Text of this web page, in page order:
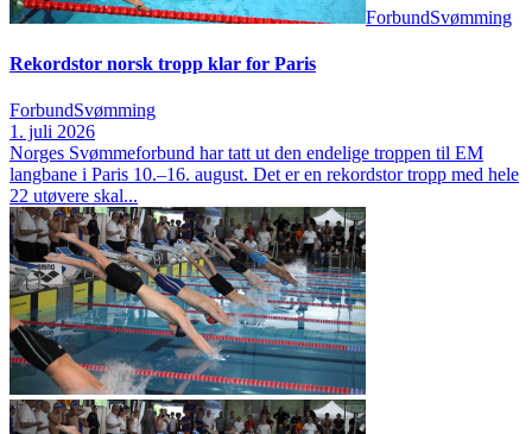
ForbundSvømming
Rekordstor norsk tropp klar for Paris
ForbundSvømming
1. juli 2026
Norges Svømmeforbund har tatt ut den endelige troppen til EM
langbane i Paris 10.–16. august. Det er en rekordstor tropp med hele
22 utøvere skal...